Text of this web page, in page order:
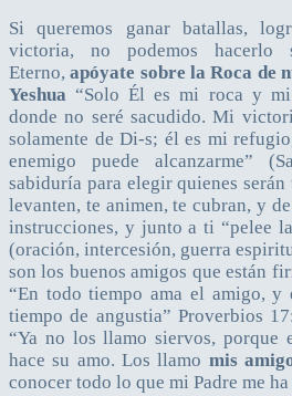
Si queremos ganar batallas,
victoria, no podemos
Eterno,apóyate sobre la Roca de
Yeshua “Solo Él es mi roca y
donde no seré sacudido. Mi
solamente de Di-s; él es mi
enemigo puede alcanzarme”
sabiduría para elegir quienes
levanten, te animen, te cubran, y
instrucciones, y junto a ti “pelee
(oración, intercesión, guerra
son los buenos amigos que están
“En todo tiempo ama el amigo, y
tiempo de angustia” Proverbios
“Ya no los llamo siervos, porque
hace su amo. Los llamo mis
conocer todo lo que mi Padre me